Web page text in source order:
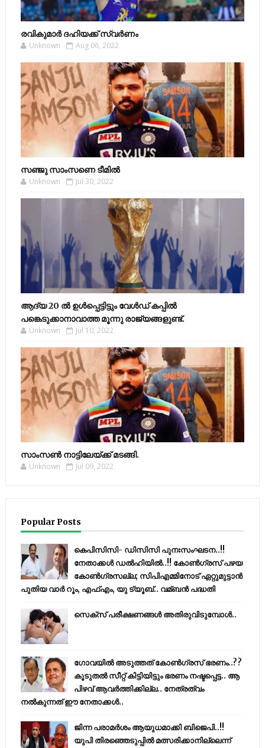
രവികുമാര്‍ ദഹിയക്ക് സ്വര്‍ണം
Unknown Aug 06, 2022
സഞ്ജു സാംസണെ ടീമില്‍
Unknown Jul 30, 2022
ആദ്യ 20 ല്‍ ഉള്‍പ്പെട്ടിട്ടും വേള്‍ഡ് കപ്പില്‍
പങ്കെടുക്കാനാവാത്ത മൂന്നു രാജ്യങ്ങളുണ്ട്.
Unknown Jul 10, 2022
സാംസണ്‍ നാട്ടിലേയ്‌ക്ക് മടങ്ങി.
Unknown Jul 09, 2022
Popular Posts
കെപിസിസി- ഡിസിസി പുനഃസംഘടന..!!
നേതാക്കൾ ഡൽഹിയിൽ..!! കോണ്‍ഗ്രസ് പഴയ
കോണ്‍ഗ്രസല്ല; സിപിഎമ്മിനോട് ഏറ്റുമുട്ടാന്‍
പുതിയ വാര്‍ റൂം, എഫ്‌എം, യു ട്യൂബ്.. വമ്ബന്‍ പദ്ധതി
സെക്സ് പരീക്ഷണങ്ങൾ അതിരുവിടുമ്പോൾ..
ഗോവയിൽ അടുത്തത് കോൺഗ്രസ് ഭരണം..??
കൂടുതൽ സീറ്റ് കിട്ടിയിട്ടും ഭരണം നഷ്ടപ്പെട്ട.. ആ
പിഴവ് ആവർത്തിക്കില്ല.. നേത്രത്വം
നൽകുന്നത് ഈ നേതാക്കൾ..
ജിന്ന പരാമര്‍ശം ആയുധമാക്കി ബിജെപി..!!
യുപി തിരഞ്ഞെടുപ്പില്‍ മത്സരിക്കാനില്ലെന്ന്